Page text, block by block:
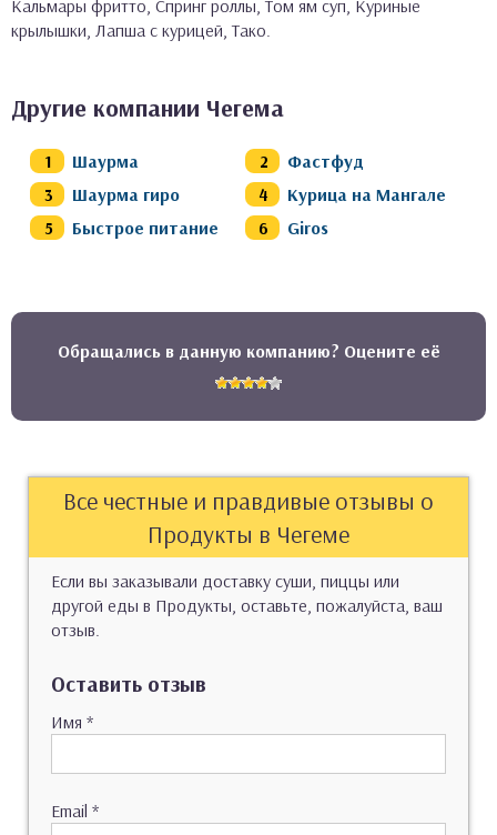
Кальмары фритто, Спринг роллы, Том ям суп, Куриные
крылышки, Лапша с курицей, Тако.
Другие компании Чегема
Шаурма
Фастфуд
Шаурма гиро
Курица на Мангале
Быстрое питание
Giros
Обращались в данную компанию? Оцените её
Все честные и правдивые отзывы о
Продукты в Чегеме
Если вы заказывали доставку суши, пиццы или
другой еды в Продукты, оставьте, пожалуйста, ваш
отзыв.
Оставить отзыв
Имя *
Email *